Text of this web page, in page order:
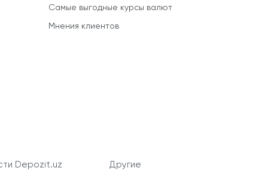
Самые выгодные курсы валют
Мнения клиентов
Depozit.uz Другие